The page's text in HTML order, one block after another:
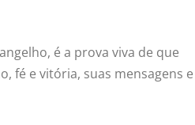
é a prova viva de que
fé e vitória, suas mensagens e